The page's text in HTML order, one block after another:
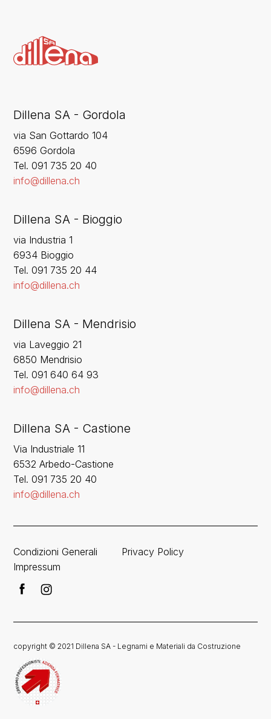
Dillena SA - Gordola
via San Gottardo 104
6596 Gordola
‍Tel. 091 735 20 40
info@dillena.ch
Dillena SA - Bioggio
via Industria 1
6934 Bioggio
Tel. 091 735 20 44
info@dillena.ch
Dillena SA - Mendrisio
via Laveggio 21
6850 Mendrisio
Tel. 091 640 64 93
info@dillena.ch
Dillena SA - Castione
Via Industriale 11
6532 Arbedo-Castione
Tel. 091 735 20 40
info@dillena.ch
Condizioni Generali
Privacy Policy
Impressum
copyright © 2021 Dillena SA - Legnami e Materiali da Costruzione